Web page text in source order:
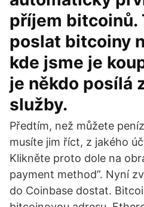
příjem bitcoinů.
poslat bitcoiny
kde jsme je
je někdo posílá
služby.
Předtím, než můžete
musíte jim říct, z jakého
Klikněte proto dole na
payment method”. Nyní
do Coinbase dostat.